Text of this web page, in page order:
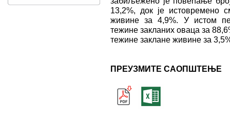
13,2%, док је истовремено
живине за 4,9%. У истом
тежине закланих оваца за
тежине заклане живине за
ПРЕУЗМИТЕ САОПШТЕЊЕ